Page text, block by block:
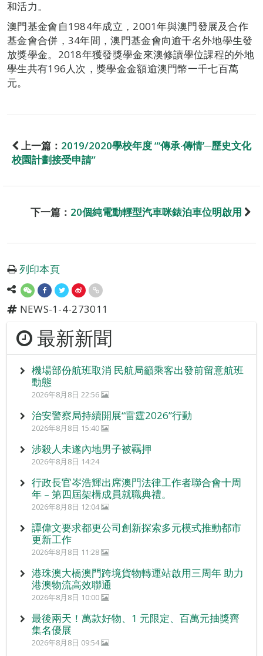
和活力。
澳門基金會自1984年成立，2001年與澳門發展及合作
基金會合併，34年間，澳門基金會向逾千名外地學生發
放獎學金。2018年獲發獎學金來澳修讀學位課程的外地
學生共有196人次，獎學金金額逾澳門幣一千七百萬
元。
上一篇： 2019/2020學校年度 “‘傳承‧傳情’─歷史文化
校園計劃接受申請”
下一篇： 20個純電動輕型汽車咪錶泊車位明啟用
列印本頁
NEWS-1-4-273011
最新新聞
機場部份航班取消 民航局籲乘客出發前留意航班
動態
2026年8月8日 22:56
治安警察局持續開展“雷霆2026”行動
2026年8月8日 15:40
涉殺人未遂內地男子被羈押
2026年8月8日 14:24
行政長官岑浩輝出席澳門法律工作者聯合會十周
年 – 第四屆架構成員就職典禮。
2026年8月8日 12:04
譚偉文要求都更公司創新探索多元模式推動都市
更新工作
2026年8月8日 11:28
港珠澳大橋澳門跨境貨物轉運站啟用三周年 助力
港澳物流高效聯通
2026年8月8日 10:00
最後兩天！萬款好物、1 元限定、百萬元抽獎齊
集名優展
2026年8月8日 09:54